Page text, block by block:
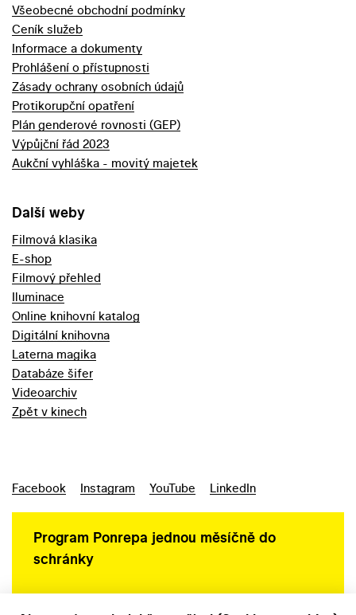
Všeobecné obchodní podmínky
Ceník služeb
Informace a dokumenty
Prohlášení o přístupnosti
Zásady ochrany osobních údajů
Protikorupční opatření
Plán genderové rovnosti (GEP)
Výpůjční řád 2023
Aukční vyhláška - movitý majetek
Další weby
Filmová klasika
E-shop
Filmový přehled
Iluminace
Online knihovní katalog
Digitální knihovna
Laterna magika
Databáze šifer
Videoarchiv
Zpět v kinech
Facebook Instagram YouTube LinkedIn
Program Ponrepa jednou měsíčně do
schránky